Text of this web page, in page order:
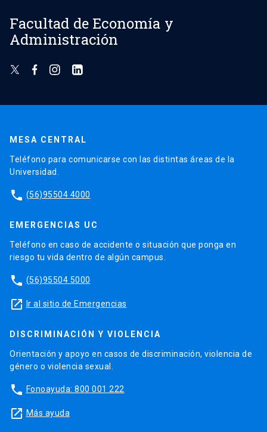
Facultad de Economía y
Administración
MESA CENTRAL
Teléfono para comunicarse con las distintas áreas de la
Universidad.
phone (56)95504 4000
EMERGENCIAS UC
Teléfono en caso de accidente o situación que ponga en
riesgo tu vida dentro de algún campus.
phone (56)95504 5000
launch Ir al sitio de Emergencias
DISCRIMINACIÓN Y VIOLENCIA
Orientación y apoyo en casos de discriminación, violencia de
género o violencia sexual.
phone Fonoayuda: 800 001 222
launch Más ayuda